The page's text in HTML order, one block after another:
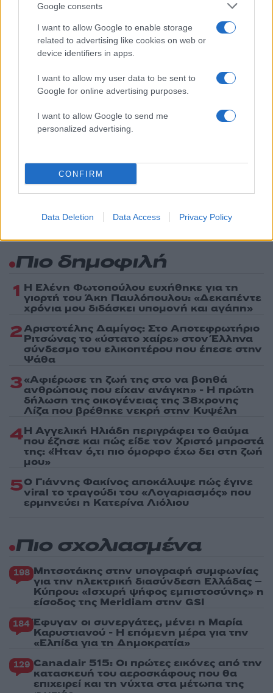
Google consents
I want to allow Google to enable storage
related to advertising like cookies on web or
device identifiers in apps.
I want to allow my user data to be sent to
Google for online advertising purposes.
I want to allow Google to send me
personalized advertising.
CONFIRM
Data Deletion Data Access Privacy Policy
2000 /2000
Υποβολή σχολίου
. Το site προστατεύεται από reCAPTCHA, ισχύουν
Ελλάδα
Share:
Ακολουθήστε το Νewsit.gr στοGoogle Newsκαι
ενημερωθείτε πρώτοι για όλη την ειδησεογραφία και τα
τελευταία νέατης ημέρας
Πιο δημοφιλή
1 Η Ελένη Φωτοπούλου ευχήθηκε για τη
γιορτή του Άκη Παυλόπουλου: «Δεκαπέντε
χρόνια μου διδάσκει υπομονή και αγάπη»
2Αριστοτέλης Δαμίγος: Στο Αποτεφρωτήριο
Ριτσώνας το «ύστατο χαίρε» στον Έλληνα
σύνδεσμο του ελικοπτέρου που έπεσε στην
Ψάθα
3«Αφιέρωσε τη ζωή της στο να βοηθά
ανθρώπους που είχαν ανάγκη» - Η πρώτη
δήλωση της οικογένειας της 38χρονης
Λίζα που βρέθηκε νεκρή στην Κυψέλη
4Η Αγγελική Ηλιάδη περιγράφει το θαύμα
που έζησε και πώς είδε τον Χριστό μπροστά
της: «Ήταν ό,τι πιο όμορφο έχω δει στη ζωή
μου»
5Ο Γιάννης Φακίνος αποκάλυψε πώς έγινε
viral το τραγούδι του «Λογαριασμός» που
ερμηνεύει η Κατερίνα Λιόλιου
Πιο σχολιασμένα
198 Μητσοτάκης στην υπογραφή συμφωνίας
για την ηλεκτρική διασύνδεση Ελλάδας –
Κύπρου: «Ισχυρή ψήφος εμπιστοσύνης» η
είσοδος της Meridiam στην GSI
184 Έφυγαν οι συνεργάτες, μένει η Μαρία
Καρυστιανού - Η επόμενη μέρα για την
«Ελπίδα για τη Δημοκρατία»
129 Canadair 515: Οι πρώτες εικόνες από την
κατασκευή του αεροσκάφους που θα
επιχειρεί και τη νύχτα στα μέτωπα της